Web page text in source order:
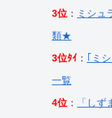
3位 ： ミシュ
類★
3位ﾀｲ ：
｢ミ
一覧
4位 ：
「し